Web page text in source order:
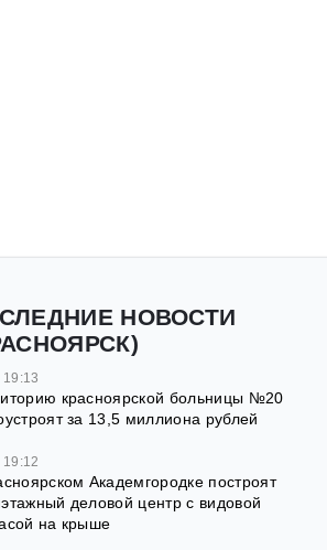
НОВОСТИ
красноярской больницы №20
за 13,5 миллиона рублей
Академгородке построят
деловой центр с видовой
на крыше